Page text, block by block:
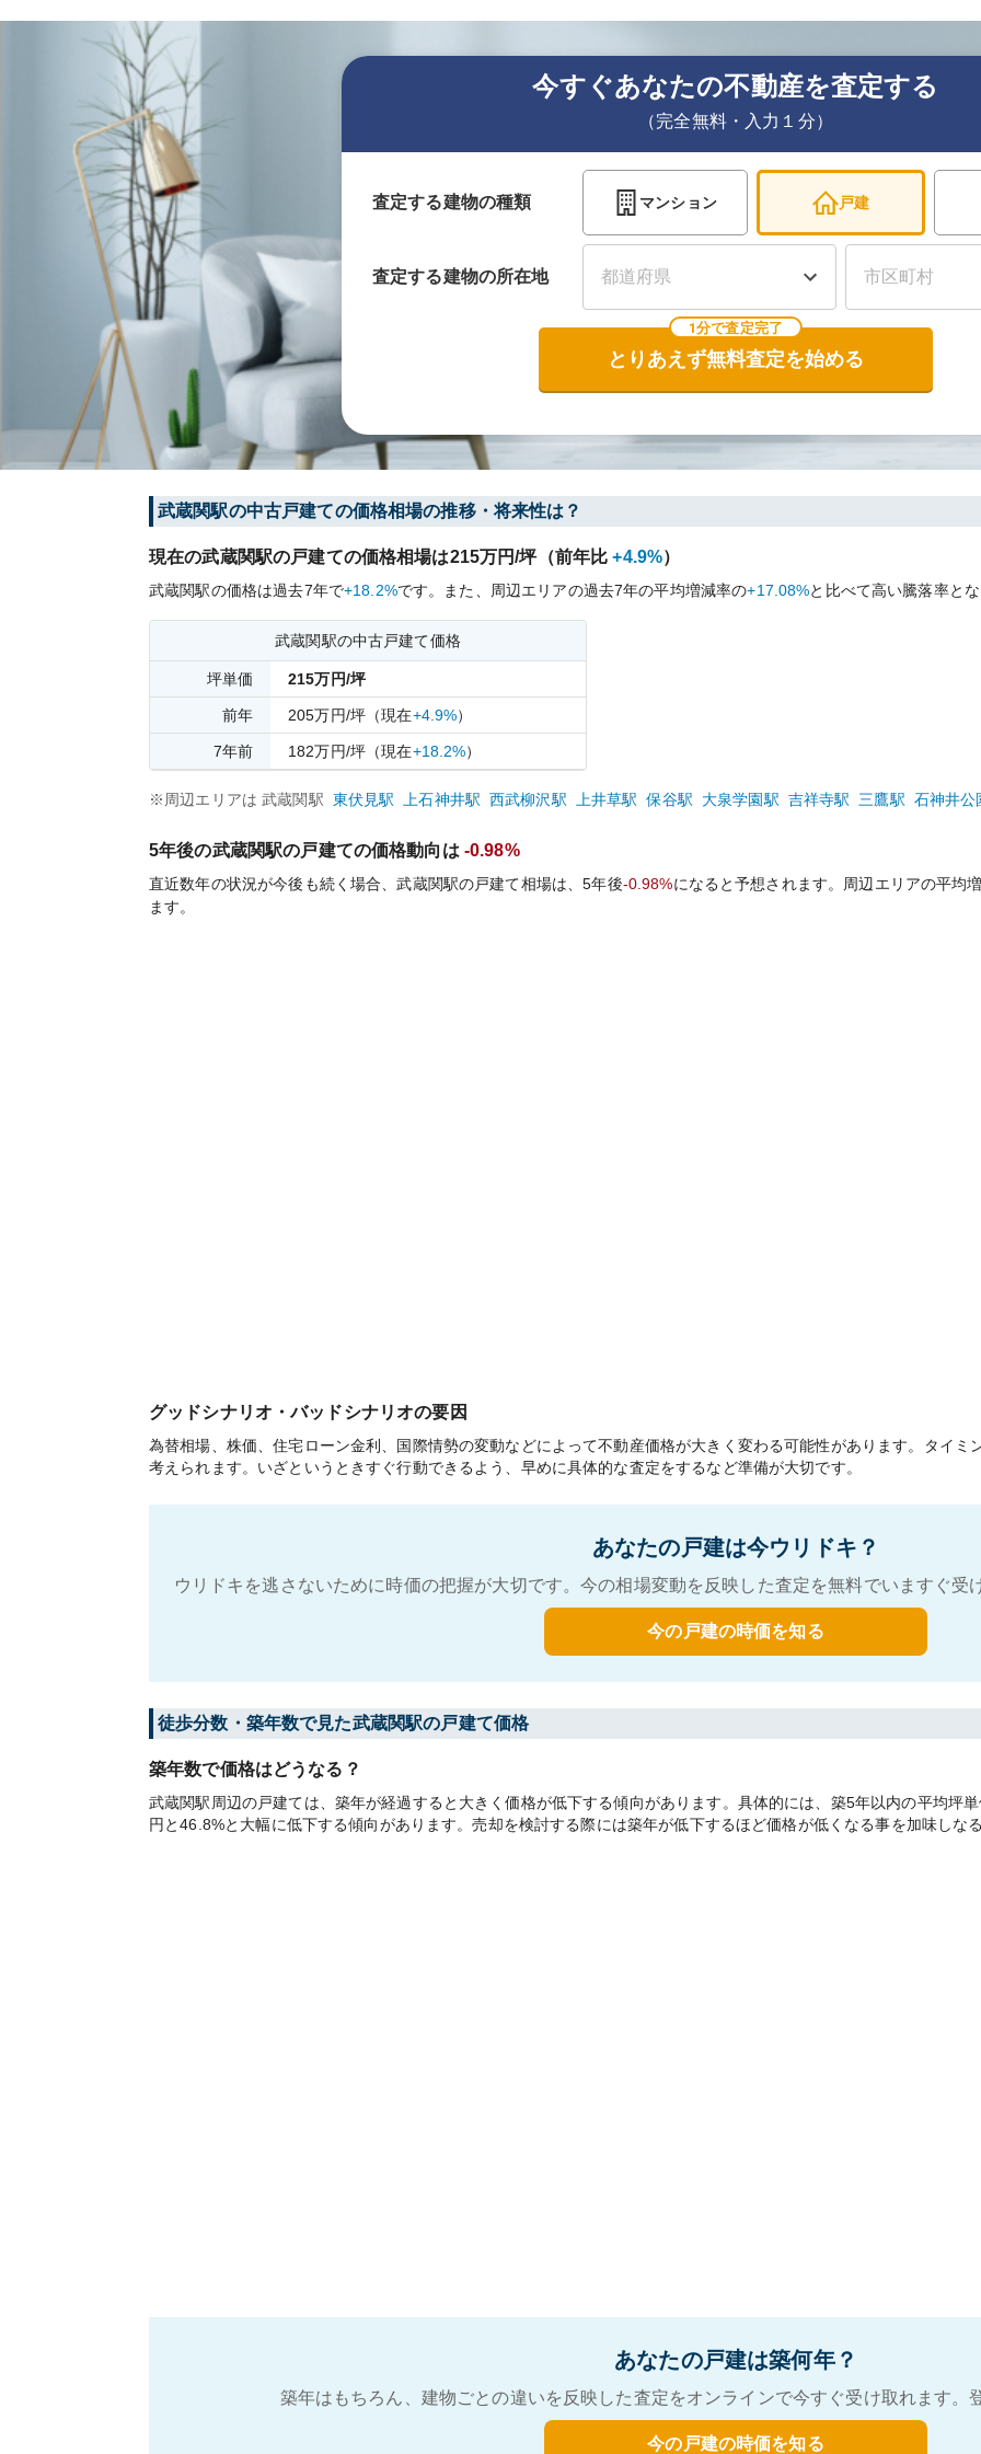
今すぐあなたの不動産を査定する
（完全無料・入力１分）
査定する建物の種類 マンション 戸建
査定する建物の所在地
1分で査定完了
とりあえず無料査定を始める
武蔵関駅の中古戸建ての価格相場の推移・将来性は？
現在の武蔵関駅の戸建ての価格相場は215万円/坪（前年比 +4.9%）
武蔵関駅の価格は過去7年で+18.2%です。 また、周辺エリアの過去7年の平均増減率の+17.08%と比べて高い騰落率と
武蔵関駅の中古戸建て価格
坪単価 215万円/坪
前年 205万円/坪 （現在+4.9%）
7年前 182万円/坪 （現在+18.2%）
※周辺エリアは 武蔵関駅 東伏見駅 上石神井駅 西武柳沢駅 上井草駅 保谷駅 大泉学園駅 吉祥寺駅 三鷹駅 石神井公
5年後の武蔵関駅の戸建ての価格動向は -0.98%
直近数年の状況が今後も続く場合、武蔵関駅の戸建て相場は、5年後-0.98%になると予想されます。周辺エリアの平均
ます。
グッドシナリオ・バッドシナリオの要因
為替相場、株価、住宅ローン金利、国際情勢の変動などによって不動産価格が大きく変わる可能性があります。タイミ
考えられます。いざというときすぐ行動できるよう、早めに具体的な査定をするなど準備が大切です。
あなたの戸建は今ウリドキ？
ウリドキを逃さないために時価の把握が大切です。今の相場変動を反映した査定を無料でいますぐ
今の戸建の時価を知る
徒歩分数・築年数で見た武蔵関駅の戸建て価格
築年数で価格はどうなる？
武蔵関駅周辺の戸建ては、築年が経過すると大きく価格が低下する傾向があります。具体的には、築5年以内の平均坪
円と46.8%と大幅に低下する傾向があります。売却を検討する際には築年が低下するほど価格が低くなる事を加味しな
あなたの戸建は築何年？
築年はもちろん、建物ごとの違いを反映した査定をオンラインで今すぐ受け取れます。
今の戸建の時価を知る